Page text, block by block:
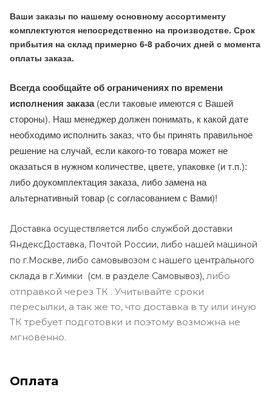
Ваши заказы по нашему основному ассортименту
комплектуются непосредственно на производстве. Срок
прибытия на склад примерно 6-8 рабочих дней с момента
оплаты заказа.
Всегда сообщайте об ограничениях по времени
исполнения заказа(если таковые имеются с Вашей
стороны). Наш менеджер должен понимать, к какой дате
необходимо исполнить заказ, что бы принять правильное
решение на случай, если какого-то товара может не
оказаться в нужном количестве, цвете, упаковке (и т.п.):
либо доукомплектация заказа, либо замена на
альтернативный товар (с согласованием с Вами)!
Доставка осуществляется либо службой доставки
ЯндексДоставка, Почтой России, либо нашей машиной
по г.Москве, либо самовывозом с нашего центрального
склада в г.Химки (см. в разделе Самовывоз), либо
отправкой через ТК . Учитывайте сроки
пересылки, а так же то, что доставка в ту или иную
ТК требует подготовки и поэтому возможна не
мгновенно.
Оплата